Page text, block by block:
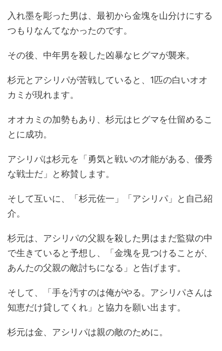
入れ墨を彫った男は、最初から金塊を山分けにする
つもりなんてなかったのです。
その後、中年男を殺した凶暴なヒグマが襲来。
杉元とアシリパが苦戦していると、 1匹の白いオオ
カミが現れます。
オオカミの加勢もあり、杉元はヒグマを仕留めるこ
とに成功。
アシリパは杉元を「勇気と戦いの才能がある、優秀
な戦士だ」と称賛します。
そして互いに、「杉元佐一」「アシリパ」と自己紹
介。
杉元は、アシリパの父親を殺した男はまだ監獄の中
で生きていると予想し、「金塊を見つけることが、
あんたの父親の敵討ちになる」と告げます。
そして、「手を汚すのは俺がやる。アシリパさんは
知恵だけ貸してくれ」と協力を願い出ます。
杉元は金、アシリパは親の敵のために。